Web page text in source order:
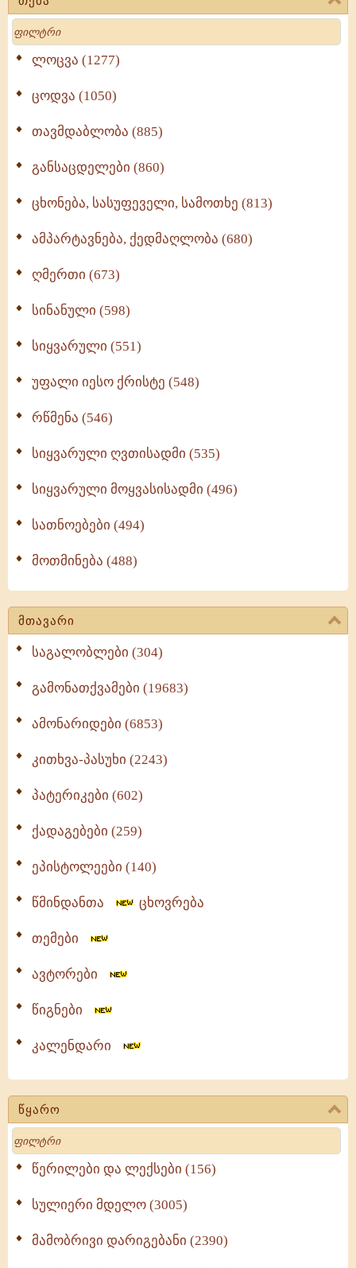
Search
ლოცვა (1277)
ცოდვა (1050)
თავმდაბლობა (885)
განსაცდელები (860)
ცხონება, სასუფეველი, სამოთხე (813)
ამპარტავნება, ქედმაღლობა (680)
ღმერთი (673)
სინანული (598)
სიყვარული (551)
უფალი იესო ქრისტე (548)
რწმენა (546)
სიყვარული ღვთისადმი (535)
სიყვარული მოყვასისადმი (496)
სათნოებები (494)
მოთმინება (488)
მთავარი
საგალობლები (304)
გამონათქვამები (19683)
ამონარიდები (6853)
კითხვა-პასუხი (2243)
პატერიკები (602)
ქადაგებები (259)
ეპისტოლეები (140)
წმინდანთა ცხოვრება
თემები
ავტორები
წიგნები
კალენდარი
წყარო
Search
წერილები და ლექსები (156)
სულიერი მდელო (3005)
მამობრივი დარიგებანი (2390)